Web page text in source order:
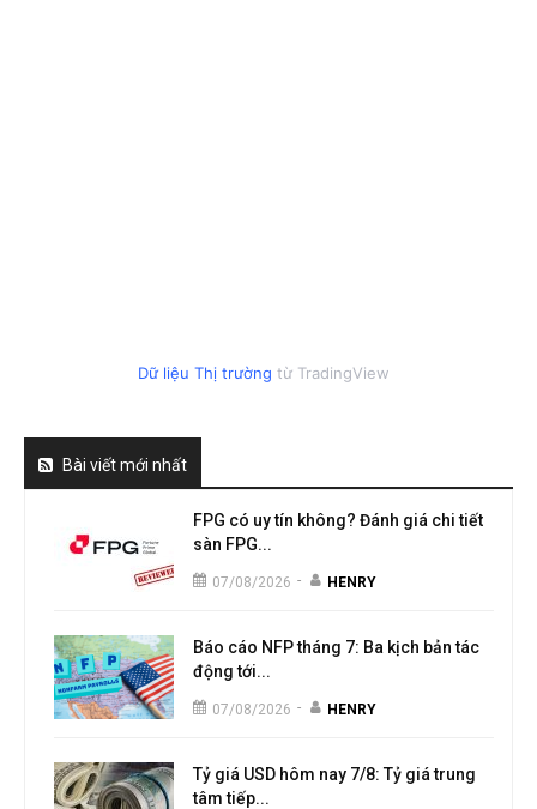
Dữ liệu Thị trường từ TradingView
Bài viết mới nhất
FPG có uy tín không? Đánh giá chi tiết
sàn FPG...
07/08/2026 - HENRY
Báo cáo NFP tháng 7: Ba kịch bản tác
động tới...
07/08/2026 - HENRY
Tỷ giá USD hôm nay 7/8: Tỷ giá trung
tâm tiếp...